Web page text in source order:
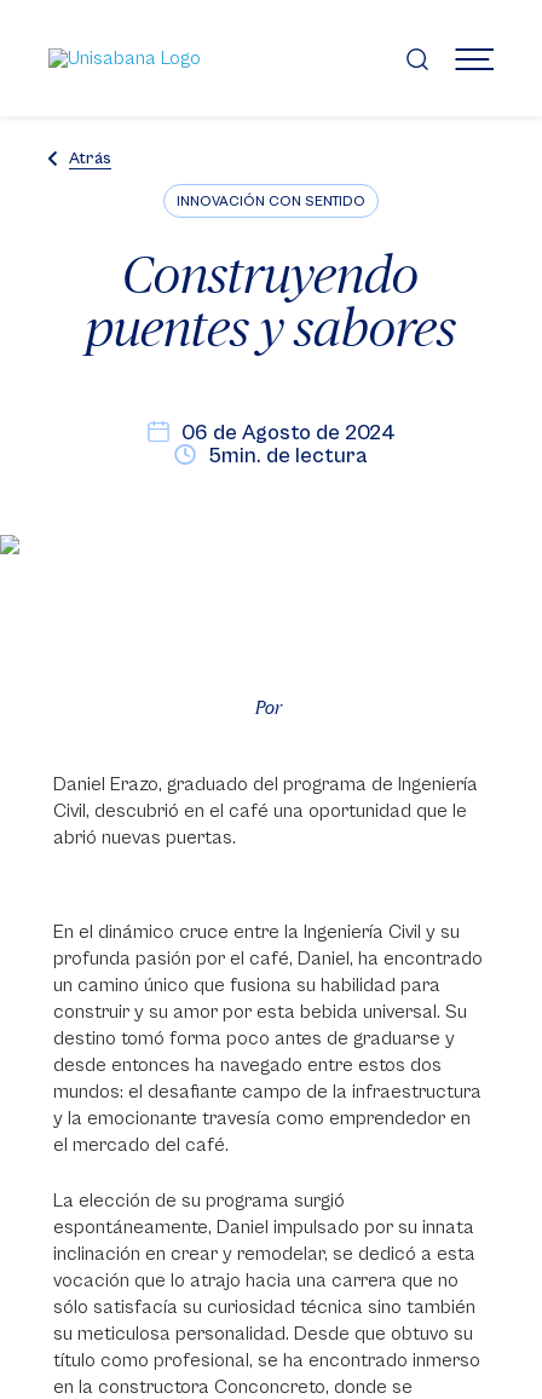
contenido
principal
MENÚ
Atrás
INNOVACIÓN CON SENTIDO
Construyendo
puentes y sabores
06 de Agosto de 2024
5min. de lectura
Por
Daniel Erazo, graduado del programa de Ingeniería
Civil, descubrió en el café una oportunidad que le
abrió nuevas puertas.
En el dinámico cruce entre la Ingeniería Civil y su
profunda pasión por el café, Daniel, ha encontrado
un camino único que fusiona su habilidad para
construir y su amor por esta bebida universal. Su
destino tomó forma poco antes de graduarse y
desde entonces ha navegado entre estos dos
mundos: el desafiante campo de la infraestructura
y la emocionante travesía como emprendedor en
el mercado del café.
La elección de su programa surgió
espontáneamente, Daniel impulsado por su innata
inclinación en crear y remodelar, se dedicó a esta
vocación que lo atrajo hacia una carrera que no
sólo satisfacía su curiosidad técnica sino también
su meticulosa personalidad. Desde que obtuvo su
título como profesional, se ha encontrado inmerso
en la constructora Conconcreto, donde se